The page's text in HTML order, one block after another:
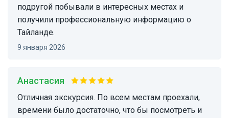
подругой побывали в интересных местах и
получили профессиональную информацию о
Тайланде.
9 января 2026
Анастасия
Отличная экскурсия. По всем местам проехали,
времени было достаточно, что бы посмотреть и